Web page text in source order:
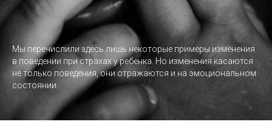
Мы перечислили здесь лишь некоторые примеры изменения
в поведении при страхах у ребенка. Но изменения касаются
не только поведения, они отражаются и на эмоциональном
состоянии.